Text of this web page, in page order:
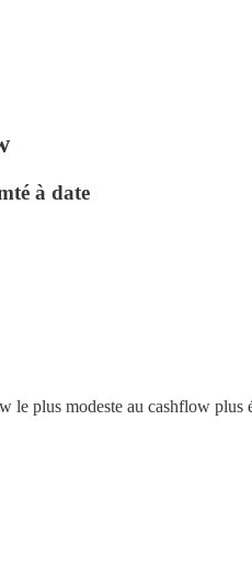
à date
le plus modeste au cashflow